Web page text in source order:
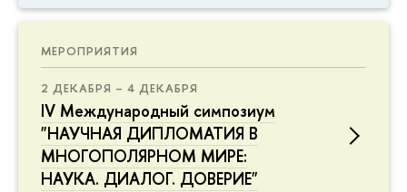
МЕРОПРИЯТИЯ
2 ДЕКАБРЯ – 4 ДЕКАБРЯ
IV Международный симпозиум
"НАУЧНАЯ ДИПЛОМАТИЯ В
МНОГОПОЛЯРНОМ МИРЕ:
НАУКА. ДИАЛОГ. ДОВЕРИЕ"